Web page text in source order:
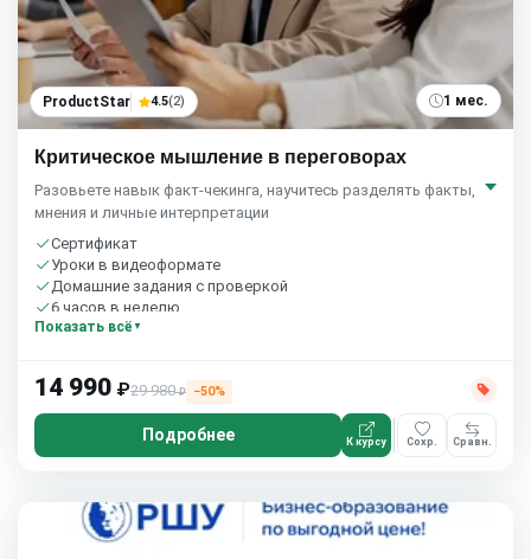
ProductStar 4.5(2) 1 мес.
Критическое мышление в переговорах
Разовьете навык факт-чекинга, научитесь разделять факты,
мнения и личные интерпретации
Сертификат
Уроки в видеоформате
Домашние задания с проверкой
6 часов в неделю
Показать всё
14 990 ₽29 980₽ −50%
Подробнее К курсу Сохр. Сравн.